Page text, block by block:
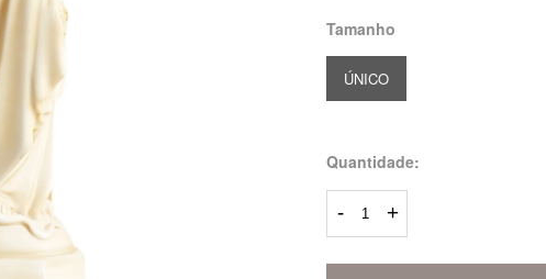
Tamanho
ÚNICO
Quantidade:
- +